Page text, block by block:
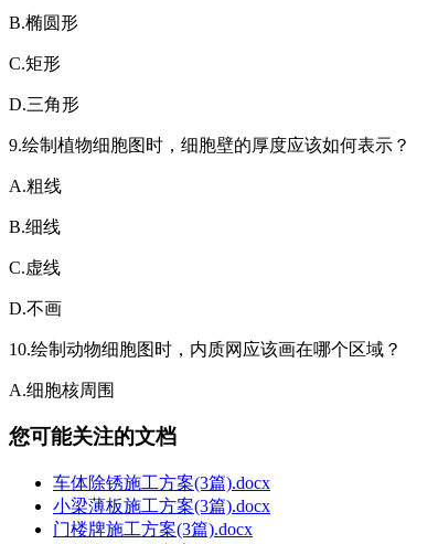
B.椭圆形
C.矩形
D.三角形
9.绘制植物细胞图时，细胞壁的厚度应该如何表示？
A.粗线
B.细线
C.虚线
D.不画
10.绘制动物细胞图时，内质网应该画在哪个区域？
A.细胞核周围
您可能关注的文档
车体除锈施工方案(3篇).docx
小梁薄板施工方案(3篇).docx
门楼牌施工方案(3篇).docx